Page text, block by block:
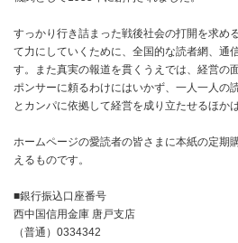
すっかり行き詰まった戦後社会の打開を求め
て力にしていくために、全国的な読者網、通
す。また真実の報道を貫くうえでは、経営の
ポンサーに頼るわけにはいかず、一人一人の
とカンパに依拠して経営を成り立たせるほか
ホームページの愛読者の皆さまに本紙の定期
えるものです。
■銀行振込口座番号
西中国信用金庫 唐戸支店
（普通）0334342